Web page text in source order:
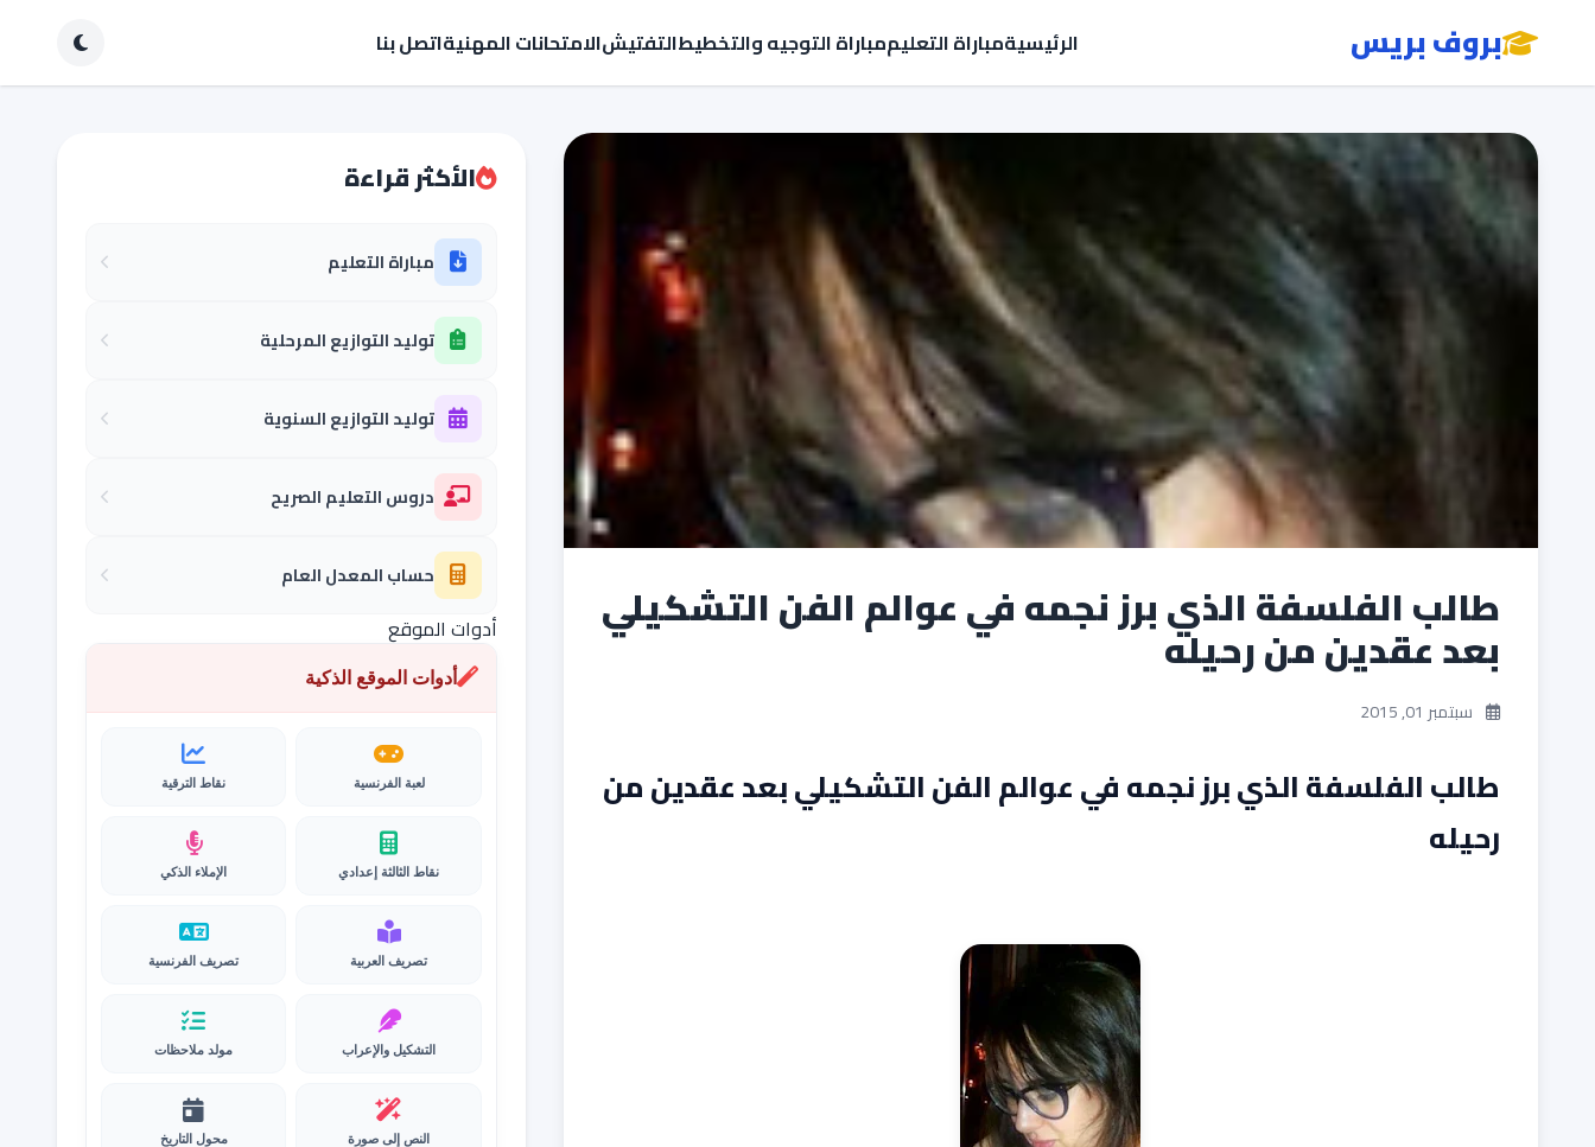
بروف بريس الرئيسيةمباراة التعليممباراة التوجيه والتخطيطالتفتيشالامتحانات المهنيةاتصل بنا
طالب الفلسفة الذي برز نجمه في عوالم الفن التشكيلي
بعد عقدين من رحيله
سبتمبر 01, 2015
طالب الفلسفة الذي برز نجمه في عوالم الفن التشكيلي بعد عقدين من
رحيله
الأكثر قراءة
مباراة التعليم
توليد التوازيع المرحلية
توليد التوازيع السنوية
دروس التعليم الصريح
حساب المعدل العام
أدوات الموقع
أدوات الموقع الذكية
لعبة الفرنسية نقاط الترقية
نقاط الثالثة إعدادي الإملاء الذكي
تصريف العربية تصريف الفرنسية
التشكيل والإعراب مولد ملاحظات
النص إلى صورة محول التاريخ